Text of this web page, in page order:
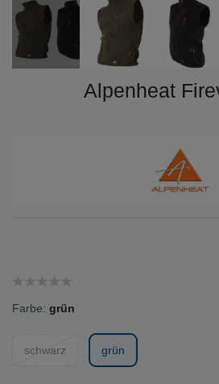
Alpenheat
Farbe: grün
schwarz grün